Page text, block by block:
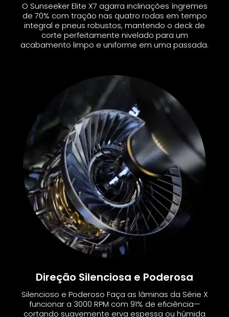
O Sunseeker Elite X7 agarra inclinações íngremes
de 70% com tração nas quatro rodas em tempo
integral e pneus robustos, mantendo o deck de
corte perfeitamente nivelado para um
acabamento limpo e uniforme em uma passada.
Direção Silenciosa e Poderosa
Silencioso e Poderoso Faça as lâminas da Série X
funcionar a 3000 RPM com 91% de eficiência—
cortando suavemente erva espessa ou húmida